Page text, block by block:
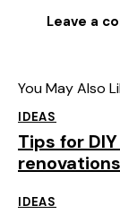
You May Also
IDEAS
Tips for
renovations
IDEAS